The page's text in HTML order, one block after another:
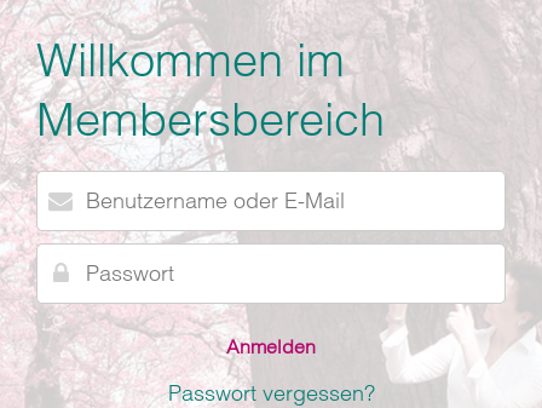
Willkommen im
Membersbereich
Benutzername
oder
E-
Mail
Passwort
Passwort vergessen?